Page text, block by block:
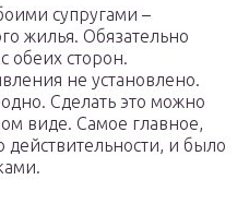
супругами –
жилья. Обязательно
обеих сторон.
не установлено.
Сделать это можно
виде. Самое главное,
действительности, и было